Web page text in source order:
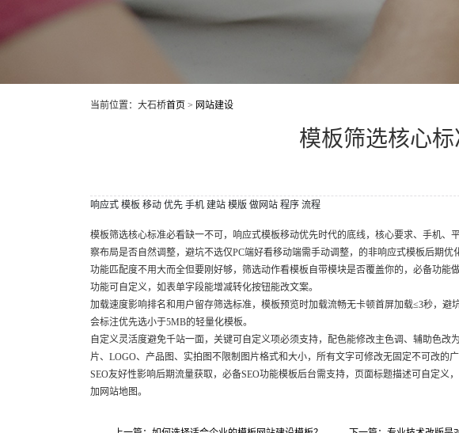
当前位置：大石桥首页 > 网站建设
模板筛选核心
响应式 模板 移动 优先 手机 建站 模版 做网站 程序 流程
模板筛选核心标准必看缺一不可，响应式模板移动优先时代的底线，核心要求、手机
察布局是否自然调整，避坑不选仅PC端好看移动端需手动调整，的非响应式模板后期优
功能匹配度不用大而全但要刚好够，筛选动作看模板自带模块是否覆盖你的，必备功
功能可自定义，如表单字段能增减转化按钮能改文案。
加载速度影响排名和用户留存筛选标准，模板预览时加载流畅无卡顿首屏加载≤3秒，
会标注优先选小于5MB的轻量化模板。
自定义灵活度避免千站一面，关键可自定义项必须支持，配色能修改主色调、辅助色
片、LOGO、产品图、实拍图不限制图片格式和大小，所有文字可修改无固定不可改的广
SEO友好性影响后期流量获取，必备SEO功能模板后台需支持，页面标题描述可自定
加网站地图。